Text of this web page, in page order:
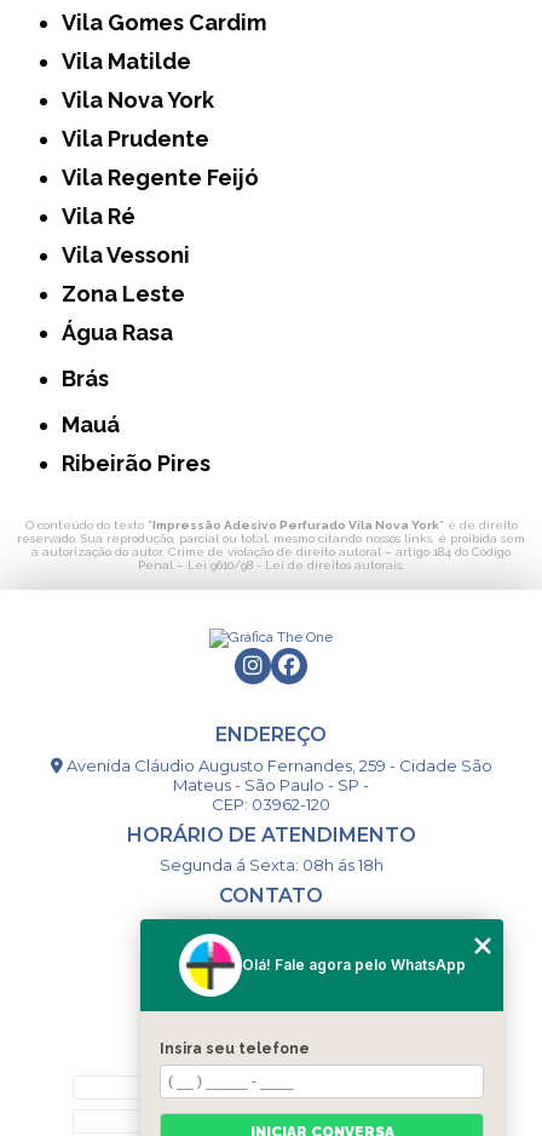
Vila Gomes Cardim
Vila Matilde
Vila Nova York
Vila Prudente
Vila Regente Feijó
Vila Ré
Vila Vessoni
Zona Leste
Água Rasa
Brás
Mauá
Ribeirão Pires
O conteúdo do texto "Impressão Adesivo Perfurado Vila Nova York" é de direito
reservado. Sua reprodução, parcial ou total, mesmo citando nossos links, é proibida sem
a autorização do autor. Crime de violação de direito autoral – artigo 184 do Código
Penal – Lei 9610/98 - Lei de direitos autorais
ENDEREÇO
Avenida Cláudio Augusto Fernandes, 259 - Cidade São
Mateus - São Paulo - SP -
CEP: 03962-120
HORÁRIO DE ATENDIMENTO
Segunda á Sexta: 08h ás 18h
CONTATO
(11) 98993-9556
togsm1@gmail.com
MENU
HOME
Olá! Fale agora pelo WhatsApp
Insira seu telefone
INICIAR CONVERSA